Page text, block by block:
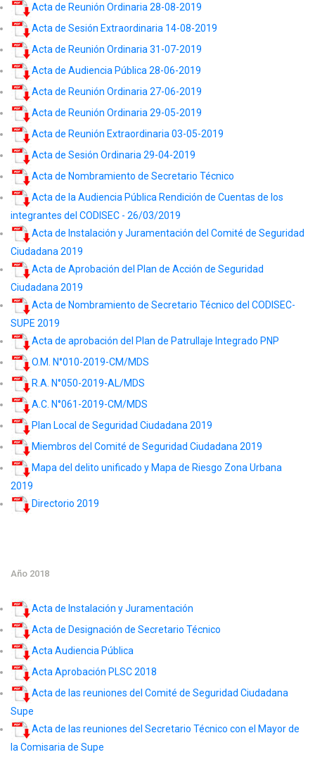
Acta de Reunión Ordinaria 28-08-2019
Acta de Sesión Extraordinaria 14-08-2019
Acta de Reunión Ordinaria 31-07-2019
Acta de Audiencia Pública 28-06-2019
Acta de Reunión Ordinaria 27-06-2019
Acta de Reunión Ordinaria 29-05-2019
Acta de Reunión Extraordinaria 03-05-2019
Acta de Sesión Ordinaria 29-04-2019
Acta de Nombramiento de Secretario Técnico
Acta de la Audiencia Pública Rendición de Cuentas de los
integrantes del CODISEC - 26/03/2019
Acta de Instalación y Juramentación del Comité de Seguridad
Ciudadana 2019
Acta de Aprobación del Plan de Acción de Seguridad
Ciudadana 2019
Acta de Nombramiento de Secretario Técnico del CODISEC-
SUPE 2019
Acta de aprobación del Plan de Patrullaje Integrado PNP
O.M. N°010-2019-CM/MDS
R.A. N°050-2019-AL/MDS
A.C. N°061-2019-CM/MDS
Plan Local de Seguridad Ciudadana 2019
Miembros del Comité de Seguridad Ciudadana 2019
Mapa del delito unificado y Mapa de Riesgo Zona Urbana
2019
Directorio 2019
Año 2018
Acta de Instalación y Juramentación
Acta de Designación de Secretario Técnico
Acta Audiencia Pública
Acta Aprobación PLSC 2018
Acta de las reuniones del Comité de Seguridad Ciudadana
Supe
Acta de las reuniones del Secretario Técnico con el Mayor de
la Comisaria de Supe